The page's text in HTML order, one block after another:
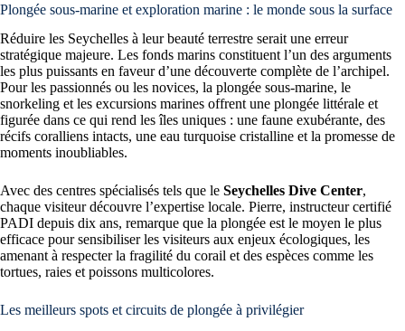
Plongée sous-marine et exploration marine : le monde sous la surface
Réduire les Seychelles à leur beauté terrestre serait une erreur
stratégique majeure. Les fonds marins constituent l’un des arguments
les plus puissants en faveur d’une découverte complète de l’archipel.
Pour les passionnés ou les novices, la plongée sous-marine, le
snorkeling et les excursions marines offrent une plongée littérale et
figurée dans ce qui rend les îles uniques : une faune exubérante, des
récifs coralliens intacts, une eau turquoise cristalline et la promesse de
moments inoubliables.
Avec des centres spécialisés tels que le Seychelles Dive Center,
chaque visiteur découvre l’expertise locale. Pierre, instructeur certifié
PADI depuis dix ans, remarque que la plongée est le moyen le plus
efficace pour sensibiliser les visiteurs aux enjeux écologiques, les
amenant à respecter la fragilité du corail et des espèces comme les
tortues, raies et poissons multicolores.
Les meilleurs spots et circuits de plongée à privilégier